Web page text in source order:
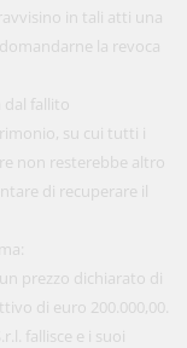
in tali atti una
la revoca
dal fallito
su cui tutti i
non resterebbe altro
di recuperare il
prezzo dichiarato di
di euro 200.000,00.
fallisce e i suoi